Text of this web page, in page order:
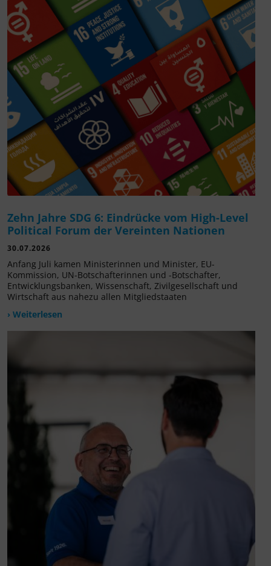
Zehn Jahre SDG 6: Eindrücke vom High-Level
Political Forum der Vereinten Nationen
30.07.2026
Anfang Juli kamen Ministerinnen und Minister, EU-
Kommission, UN-Botschafterinnen und -Botschafter,
Entwicklungsbanken, Wissenschaft, Zivilgesellschaft und
Wirtschaft aus nahezu allen Mitgliedstaaten
› Weiterlesen